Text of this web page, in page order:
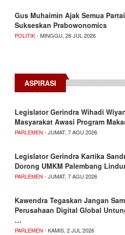
Gus Muhaimin Ajak Semua
Sukseskan Prabowonomics
POLITIK- MINGGU, 26 JUL 2026
ASPIRASI
Legislator Gerindra Wihadi
Masyarakat Awasi Program
PARLEMEN - JUMAT, 7 AGU 2026
Legislator Gerindra Kartika
Dorong UMKM Palembang
PARLEMEN - JUMAT, 7 AGU 2026
Kawendra Tegaskan Jangan
Perusahaan Digital Global
…
PARLEMEN - KAMIS, 2 JUL 2026